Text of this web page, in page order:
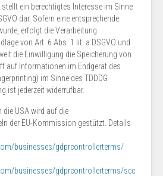
stellt ein berechtigtes Interesse im Sinne
dar. Sofern eine entsprechende
erfolgt die Verarbeitung
von Art. 6 Abs. 1 lit. a DSGVO und
die Einwilligung die Speicherung von
auf Informationen im Endgerät des
im Sinne des TDDDG
ist jederzeit widerrufbar.
die USA wird auf die
der EU-Kommission gestützt. Details
businesses/gdprcontrollerterms/
businesses/gdprcontrollerterms/scc